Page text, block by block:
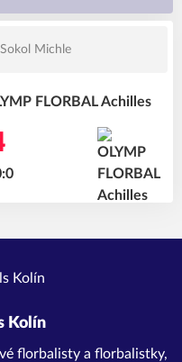
Michle
FLORBAL Achilles
Kolín
florbalisty a florbalistky,